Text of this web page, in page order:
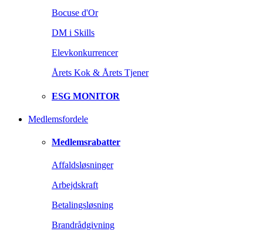
Bocuse d'Or
DM i Skills
Elevkonkurrencer
Årets Kok & Årets Tjener
ESG MONITOR
Medlemsfordele
Medlemsrabatter
Affaldsløsninger
Arbejdskraft
Betalingsløsning
Brandrådgivning